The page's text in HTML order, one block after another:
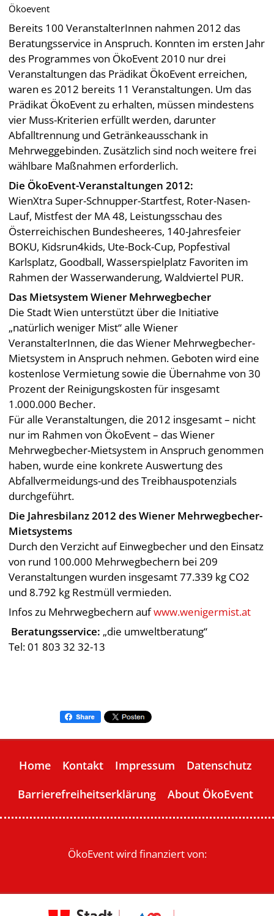
Ökoevent
Bereits 100 VeranstalterInnen nahmen 2012 das
Beratungsservice in Anspruch. Konnten im ersten Jahr
des Programmes von ÖkoEvent 2010 nur drei
Veranstaltungen das Prädikat ÖkoEvent erreichen,
waren es 2012 bereits 11 Veranstaltungen. Um das
Prädikat ÖkoEvent zu erhalten, müssen mindestens
vier Muss-Kriterien erfüllt werden, darunter
Abfalltrennung und Getränkeausschank in
Mehrweggebinden. Zusätzlich sind noch weitere frei
wählbare Maßnahmen erforderlich.
Die ÖkoEvent-Veranstaltungen 2012:
WienXtra Super-Schnupper-Startfest, Roter-Nasen-
Lauf, Mistfest der MA 48, Leistungsschau des
Österreichischen Bundesheeres, 140-Jahresfeier
BOKU, Kidsrun4kids, Ute-Bock-Cup, Popfestival
Karlsplatz, Goodball, Wasserspielplatz Favoriten im
Rahmen der Wasserwanderung, Waldviertel PUR.
Das Mietsystem Wiener Mehrwegbecher
Die Stadt Wien unterstützt über die Initiative
„natürlich weniger Mist“ alle Wiener
VeranstalterInnen, die das Wiener Mehrwegbecher-
Mietsystem in Anspruch nehmen. Geboten wird eine
kostenlose Vermietung sowie die Übernahme von 30
Prozent der Reinigungskosten für insgesamt
1.000.000 Becher.
Für alle Veranstaltungen, die 2012 insgesamt – nicht
nur im Rahmen von ÖkoEvent – das Wiener
Mehrwegbecher-Mietsystem in Anspruch genommen
haben, wurde eine konkrete Auswertung des
Abfallvermeidungs-und des Treibhauspotenzials
durchgeführt.
Die Jahresbilanz 2012 des Wiener Mehrwegbecher-
Mietsystems
Durch den Verzicht auf Einwegbecher und den Einsatz
von rund 100.000 Mehrwegbechern bei 209
Veranstaltungen wurden insgesamt 77.339 kg CO2
und 8.792 kg Restmüll vermieden.
Infos zu Mehrwegbechern aufwww.wenigermist.at
Beratungsservice: „die umweltberatung“
Tel: 01 803 32 32-13
Home Kontakt Impressum
Datenschutz
Barrierefreiheitserklärung
About ÖkoEvent
ÖkoEvent wird finanziert von: